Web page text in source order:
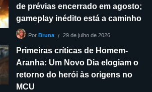
de prévias encerrado em agosto;
gameplay inédito está a caminho
Por Bruna 29 de julho de 2026
Primeiras críticas de Homem-
Aranha: Um Novo Dia elogiam o
retorno do herói às origens no
MCU